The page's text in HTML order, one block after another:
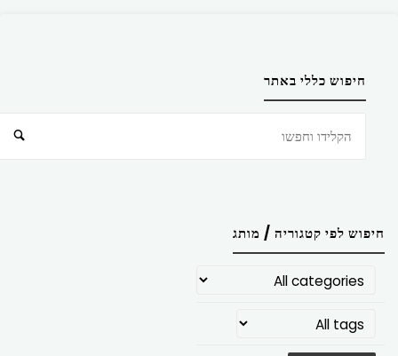
חיפוש כללי באתר
חיפוש לפי קטגוריה / מותג